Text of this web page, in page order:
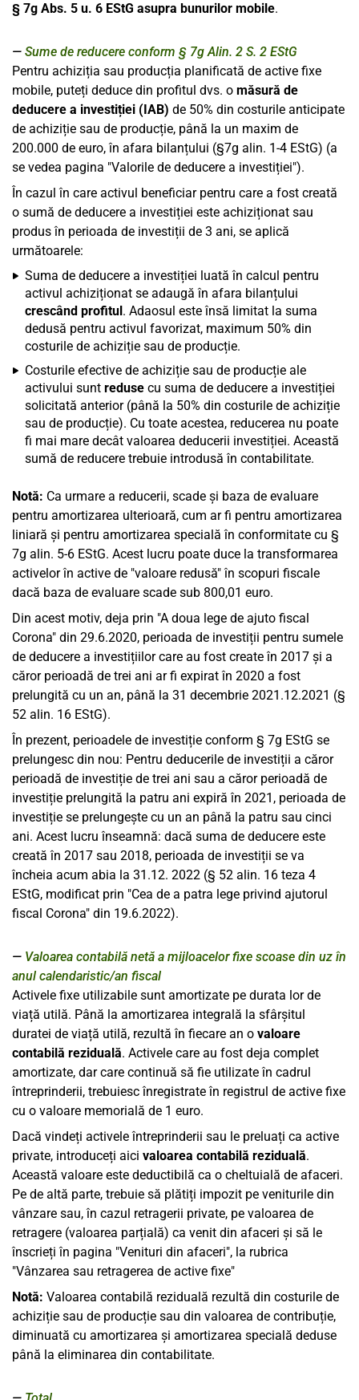
§ 7g Abs. 5 u. 6 EStG asupra bunurilor mobile.
Sume de reducere conform § 7g Alin. 2 S. 2 EStG
Pentru achiziția sau producția planificată de active fixe
mobile, puteți deduce din profitul dvs. o măsură de
deducere a investiției (IAB) de 50% din costurile anticipate
de achiziție sau de producție, până la un maxim de
200.000 de euro, în afara bilanțului (§7g alin. 1-4 EStG) (a
se vedea pagina "Valorile de deducere a investiției").
În cazul în care activul beneficiar pentru care a fost creată
o sumă de deducere a investiției este achiziționat sau
produs în perioada de investiții de 3 ani, se aplică
următoarele:
Suma de deducere a investiției luată în calcul pentru
activul achiziționat se adaugă în afara bilanțului
crescând profitul. Adaosul este însă limitat la suma
dedusă pentru activul favorizat, maximum 50% din
costurile de achiziție sau de producție.
Costurile efective de achiziție sau de producție ale
activului sunt reduse cu suma de deducere a investiției
solicitată anterior (până la 50% din costurile de achiziție
sau de producție). Cu toate acestea, reducerea nu poate
fi mai mare decât valoarea deducerii investiției. Această
sumă de reducere trebuie introdusă în contabilitate.
Notă: Ca urmare a reducerii, scade și baza de evaluare
pentru amortizarea ulterioară, cum ar fi pentru amortizarea
liniară și pentru amortizarea specială în conformitate cu §
7g alin. 5-6 EStG. Acest lucru poate duce la transformarea
activelor în active de "valoare redusă" în scopuri fiscale
dacă baza de evaluare scade sub 800,01 euro.
Din acest motiv, deja prin "A doua lege de ajuto fiscal
Corona" din 29.6.2020, perioada de investiții pentru sumele
de deducere a investițiilor care au fost create în 2017 și a
căror perioadă de trei ani ar fi expirat în 2020 a fost
prelungită cu un an, până la 31 decembrie 2021.12.2021 (§
52 alin. 16 EStG).
În prezent, perioadele de investiție conform § 7g EStG se
prelungesc din nou: Pentru deducerile de investiții a căror
perioadă de investiție de trei ani sau a căror perioadă de
investiție prelungită la patru ani expiră în 2021, perioada de
investiție se prelungește cu un an până la patru sau cinci
ani. Acest lucru înseamnă: dacă suma de deducere este
creată în 2017 sau 2018, perioada de investiții se va
încheia acum abia la 31.12. 2022 (§ 52 alin. 16 teza 4
EStG, modificat prin "Cea de a patra lege privind ajutorul
fiscal Corona" din 19.6.2022).
Valoarea contabilă netă a mijloacelor fixe scoase din uz în
anul calendaristic/an fiscal
Activele fixe utilizabile sunt amortizate pe durata lor de
viață utilă. Până la amortizarea integrală la sfârșitul
duratei de viață utilă, rezultă în fiecare an o valoare
contabilă reziduală. Activele care au fost deja complet
amortizate, dar care continuă să fie utilizate în cadrul
întreprinderii, trebuiesc înregistrate în registrul de active fixe
cu o valoare memorială de 1 euro.
Dacă vindeți activele întreprinderii sau le preluați ca active
private, introduceți aici valoarea contabilă reziduală.
Această valoare este deductibilă ca o cheltuială de afaceri.
Pe de altă parte, trebuie să plătiți impozit pe veniturile din
vânzare sau, în cazul retragerii private, pe valoarea de
retragere (valoarea parțială) ca venit din afaceri și să le
înscrieți în pagina "Venituri din afaceri", la rubrica
"Vânzarea sau retragerea de active fixe"
Notă: Valoarea contabilă reziduală rezultă din costurile de
achiziție sau de producție sau din valoarea de contribuție,
diminuată cu amortizarea și amortizarea specială deduse
până la eliminarea din contabilitate.